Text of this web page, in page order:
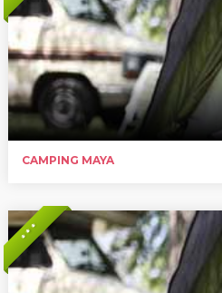
CAMPING MAYA
* * *